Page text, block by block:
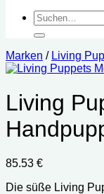
Suchen
nach:
Marken / Living
Living
85.53 €
Die süße Living